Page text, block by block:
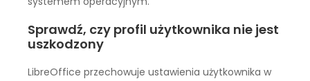
Sprawdź, czy profil użytkownika nie jest
uszkodzony
LibreOffice przechowuje ustawienia użytkownika w